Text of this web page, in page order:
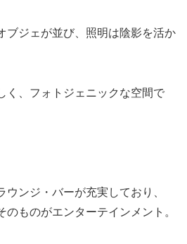
ブジェが並び、照明は陰影を活か
く、フォトジェニックな空間で
ウンジ・バーが充実しており、
ものがエンターテインメント。